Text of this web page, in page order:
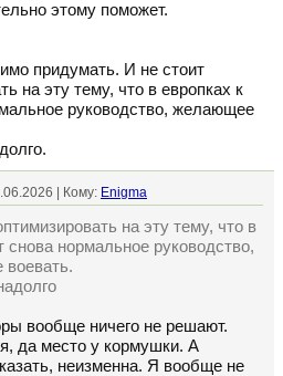
этому поможет.
придумать. И не стоит
на эту тему, что в европках к
руководство, желающее
| Кому: Enigma
на эту тему, что в
снова нормальное руководство,
воевать.
вообще ничего не решают.
да место у кормушки. А
неизменна. Я вообще не